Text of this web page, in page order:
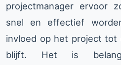
projectmanager ervoor
snel en effectief
invloed op het project tot
blijft. Het is